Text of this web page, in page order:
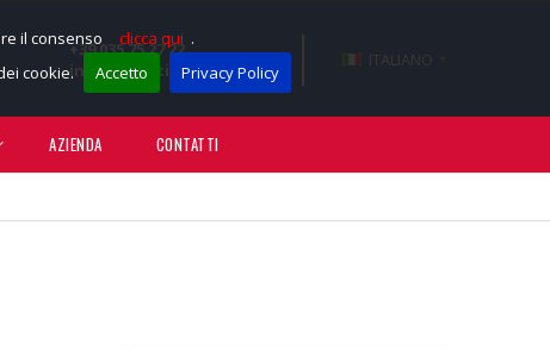
il consenso clicca qui .
cookie.
Accetto Privacy Policy
+39 035 75 27 22
info@sportissimotnt.it
ITALIANO
AZIENDA CONTATTI